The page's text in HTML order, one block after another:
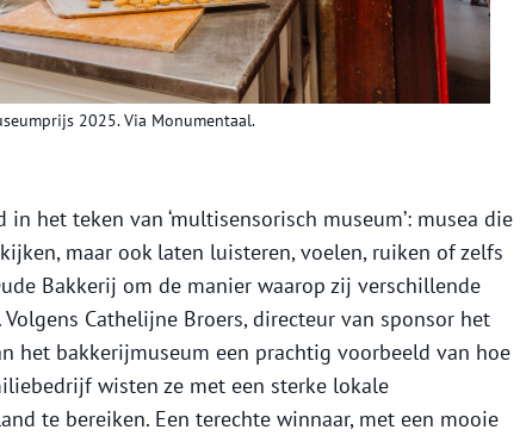
2025. Via Monumentaal.
het teken van ‘multisensorisch museum’: musea die
maar ook laten luisteren, voelen, ruiken of zelfs
Bakkerij om de manier waarop zij verschillende
Cathelijne Broers, directeur van sponsor het
het bakkerijmuseum een prachtig voorbeeld van hoe
wisten ze met een sterke lokale
te bereiken. Een terechte winnaar, met een mooie